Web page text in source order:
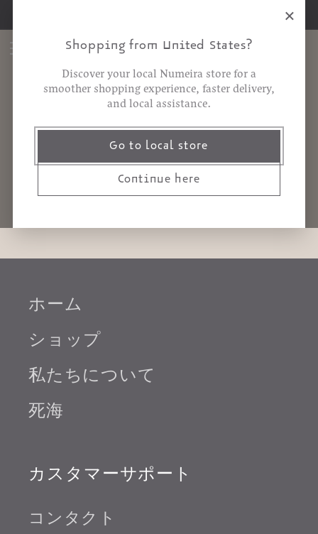
コンタクト
ホーム
ショップ
私たちについて
死海
カスタマーサポート
コンタクト
×
Shopping from United States?
Discover your local Numeira store for a
smoother shopping experience, faster delivery,
and local assistance.
Go to local store
Continue here